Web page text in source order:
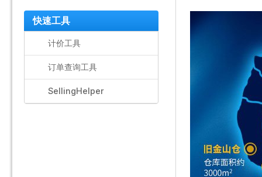
快速工具
计价工具
订单查询工具
SellingHelper